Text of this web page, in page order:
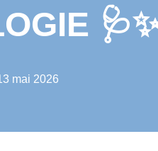
mai 2026